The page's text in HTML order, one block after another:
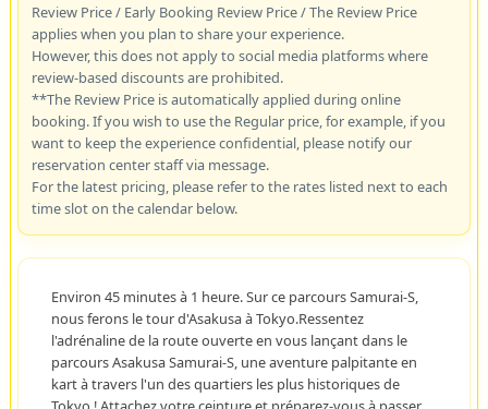
Review Price / Early Booking Review Price / The Review Price
applies when you plan to share your experience.
However, this does not apply to social media platforms where
review-based discounts are prohibited.
**The Review Price is automatically applied during online
booking. If you wish to use the Regular price, for example, if you
want to keep the experience confidential, please notify our
reservation center staff via message.
For the latest pricing, please refer to the rates listed next to each
time slot on the calendar below.
Environ 45 minutes à 1 heure. Sur ce parcours Samurai-S,
nous ferons le tour d'Asakusa à Tokyo.Ressentez
l'adrénaline de la route ouverte en vous lançant dans le
parcours Asakusa Samurai-S, une aventure palpitante en
kart à travers l'un des quartiers les plus historiques de